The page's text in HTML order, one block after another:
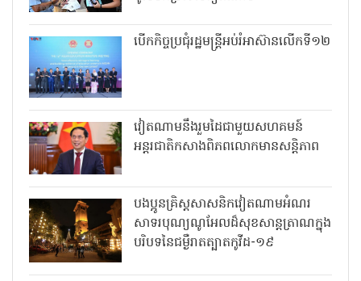
បើកកិច្ចប្រជុំរដ្ឋមន្ត្រីអប់រំអាស៊ានលើកទី១២
វៀតណាមនឹងរួមដៃជាមួយសហគមន៍
អន្តរជាតិកសាងពិភពលោកមានសន្តិភាព
បងប្អូនគ្រិស្តសាសនិកវៀតណាមអំណរ
សាទរបុណ្យណូអែលដ៏សុខសាន្តត្រាណក្នុង
បរិបទនៃជម្ងឺរាតត្បាតកូវីដ-១៩